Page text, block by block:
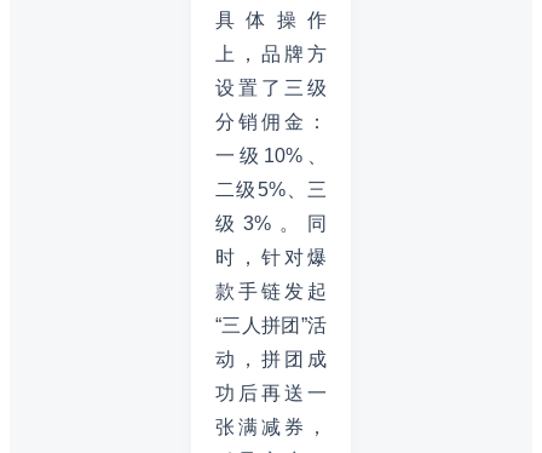
具体操作
上，品牌方
设置了三级
分销佣金：
一级10%、
二级5%、三
级3%。同
时，针对爆
款手链发起
“三人拼团”活
动，拼团成
功后再送一
张满减券，